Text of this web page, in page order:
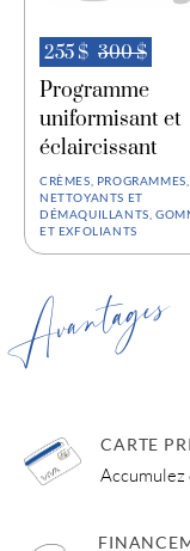
255 $ 300 $
Programme
uniformisant et
éclaircissant
CRÈMES, PROGRAMMES,
NETTOYANTS ET
DÉMAQUILLANTS,
ET EXFOLIANTS
CARTE
Accumulez